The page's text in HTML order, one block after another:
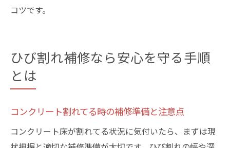
コツです。
ひび割れ補修なら安心を守る手順
とは
コンクリート割れてる時の補修準備と注意点
コンクリート床が割れてる状況に気付いたら、まずは現